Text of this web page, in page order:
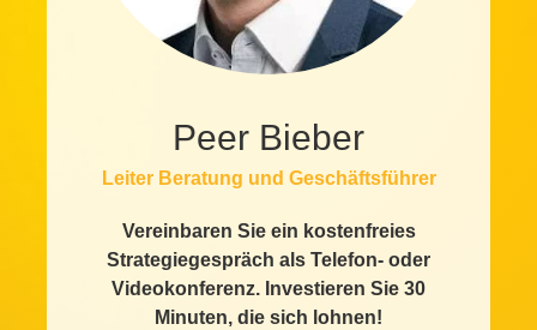
Peer Bieber
Leiter Beratung und Geschäftsführer
Vereinbaren Sie ein kostenfreies
Strategiegespräch als Telefon- oder
Videokonferenz. Investieren Sie 30
Minuten, die sich lohnen!